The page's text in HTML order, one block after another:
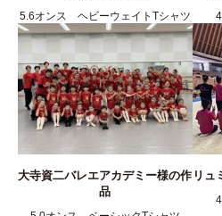
5.6オンス ヘビーウェイトTシャツ
大寺資二バレエアカデミー様の作
品
リュ